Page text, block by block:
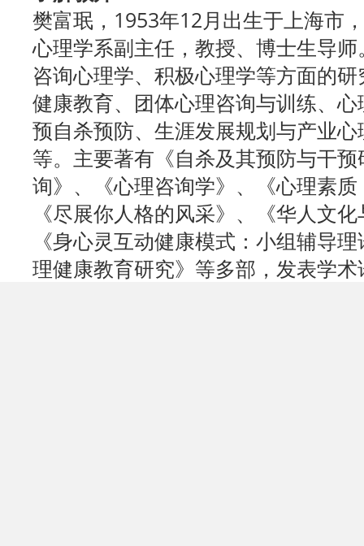
樊富珉，1953年12月出生于上海市
心理学系副主任，教授、博士生导
咨询心理学、积极心理学等方面的
健康教育、团体心理咨询与训练、
预自杀预防、生涯发展规划与产业
等。主要著有《自杀及其预防与干
询》、《心理咨询学》、《心理素
《尽展你人格的风采》、《华人文
《身心灵互动健康模式：小组辅导
理健康教育研究》等多部，发表学